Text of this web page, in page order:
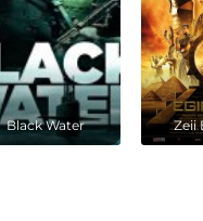
Black Water Zeii